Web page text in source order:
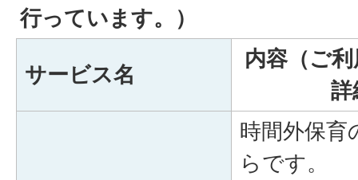
行っています。）
サービス名
内容（ご
詳
時間外保育
らです。